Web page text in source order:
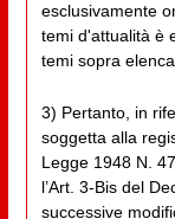
esclusivamente
temi d'attualità è
temi sopra
3) Pertanto, in
soggetta alla
Legge 1948 N.
l’Art. 3-Bis del
successive